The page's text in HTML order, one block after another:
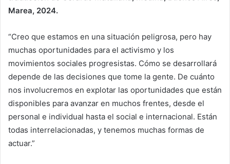
Marea, 2024.
“Creo que estamos en una situación peligrosa, pero hay
muchas oportunidades para el activismo y los
movimientos sociales progresistas. Cómo se desarrollará
depende de las decisiones que tome la gente. De cuánto
nos involucremos en explotar las oportunidades que están
disponibles para avanzar en muchos frentes, desde el
personal e individual hasta el social e internacional. Están
todas interrelacionadas, y tenemos muchas formas de
actuar.”